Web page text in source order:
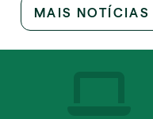
MAIS NOTÍCIAS